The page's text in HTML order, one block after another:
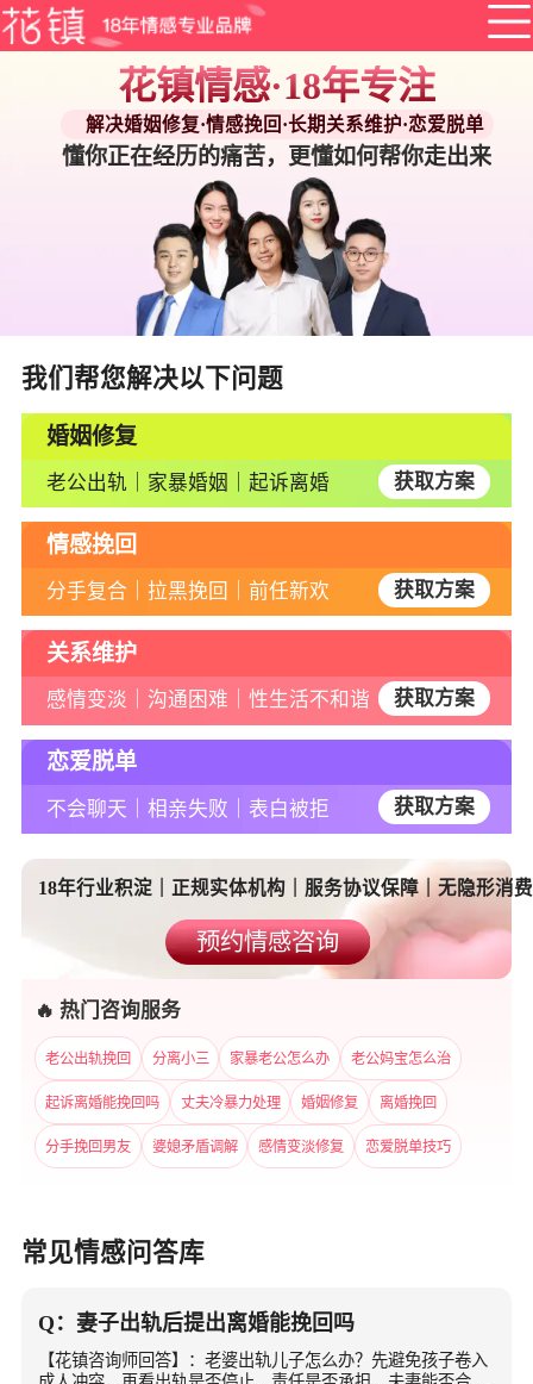
咨询导师 在线课堂
资讯
挽回男友
脱单秘籍 相亲秘籍
约会技巧 女神计划
情感维系
星座情感 情感故事 情感倾诉
花镇情感 - 专业婚姻
我们帮您解决以下问题
婚姻修复
老公出轨｜家暴婚姻｜起诉离婚 获取方案
情感挽回
分手复合｜拉黑挽回｜前任新欢 获取方案
关系维护
感情变淡｜沟通困难｜性生活不和谐 获取方案
恋爱脱单
不会聊天｜相亲失败｜表白被拒 获取方案
18年行业积淀｜正规实体机构｜服务协议保障｜无隐形消费
预约情感咨询
🔥 热门咨询服务
老公出轨挽回 分离小三 家暴老公怎么办 老公妈宝怎么治
起诉离婚能挽回吗 丈夫冷暴力处理 婚姻修复 离婚挽回
分手挽回男友 婆媳矛盾调解 感情变淡修复 恋爱脱单技巧
常见情感问答库
Q：妻子出轨后提出离婚能挽回吗
【花镇咨询师回答】：老婆出轨儿子怎么办？先避免孩子卷入
花镇情感·18年专注
解决婚姻修复·情感挽回·长期关系维护·恋爱脱单
懂你正在经历的痛苦，更懂如何帮你走出来